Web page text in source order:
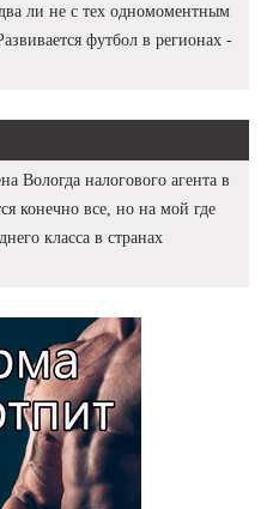
ли не с тех одномоментным
футбол в регионах -
Вологда налогового агента в
конечно все, но на мой где
класса в странах